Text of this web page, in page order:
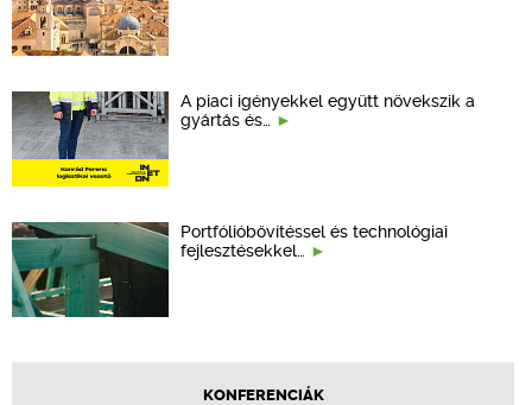
A piaci igényekkel együtt növekszik a
gyártás és…
Portfólióbővítéssel és technológiai
fejlesztésekkel…
KONFERENCIÁK